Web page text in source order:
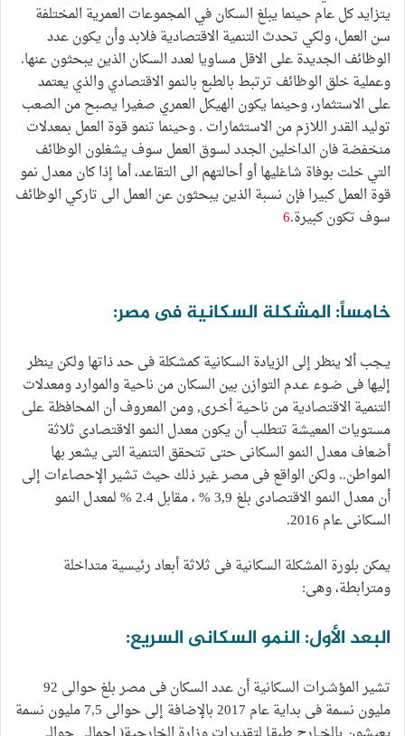
يتزايد كل عام حينما يبلغ السكان في المجموعات العمرية المختلفة
سن العمل، ولكي تحدث التنمية الاقتصادية فلابد وأن يكون عدد
الوظائف الجديدة على الاقل مساويا لعدد السكان الذين يبحثون عنها.
وعملية خلق الوظائف ترتبط بالطبع بالنمو الاقتصادي والذي يعتمد
على الاستثمار، وحينما يكون الهيكل العمري صغيرا يصبح من الصعب
توليد القدر اللازم من الاستثمارات . وحينما تنمو قوة العمل بمعدلات
منخفضة فان الداخلين الجدد لسوق العمل سوف يشغلون الوظائف
التي خلت بوفاة شاغليها أو أحالتهم الى التقاعد، أما إذا كان معدل نمو
قوة العمل كبيرا فإن نسبة الذين يبحثون عن العمل الى تاركي الوظائف
سوف تكون كبيرة.6
خامساً: المشكلة السكانية فى مصر:
يـجب ألا ينظر إلى الزيادة السكانية كمشكلة فى حد ذاتها ولكن ينظر
إليها فى ضـوء عـدم التوازن بين السكان من ناحية والموارد ومعدلات
التنمية الاقتصادية من ناحـية أخـرى, ومن المعروف أن المحافظة على
مستويات المعيشة تتطلب أن يكون معدل النمو الاقتصادى ثلاثة
أضعاف معدل النمو السكانى حتى تتحقق التنمية التى يشعر بها
المواطن.. ولكن الواقع فى مصر غير ذلك حيث تشير الإحصاءات إلى
أن معدل النمو الاقتصادى بلغ 3,9 % ، مقابل 2.4 % لمعدل النمو
السكانى عام 2016.
يمكن بلورة المشكلة السكانية فى ثلاثة أبعاد رئيسية متداخلة
ومترابطة، وهى:
البعد الأول: النمو السكانى السريع:
تشير المؤشـرات السكانية أن عدد السكان فى مصر بلغ حوالى 92
مليون نسمة فى بداية عام 2017 بالإضافة إلى حوالى 7,5 مليون نسمة